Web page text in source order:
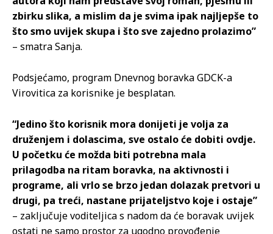
zbirku slika, a mislim da je svima ipak najljepše to
što smo uvijek skupa i što sve zajedno prolazimo”
– smatra Sanja.
Podsjećamo, program Dnevnog boravka GDCK-a
Virovitica za korisnike je besplatan.
“Jedino što korisnik mora donijeti je volja za
druženjem i dolascima, sve ostalo će dobiti ovdje.
U početku će možda biti potrebna mala
prilagodba na ritam boravka, na aktivnosti i
programe, ali vrlo se brzo jedan dolazak pretvori u
drugi, pa treći, nastane prijateljstvo koje i ostaje”
– zaključuje voditeljica s nadom da će boravak uvijek
ostati ne samo prostor za ugodno provođenje